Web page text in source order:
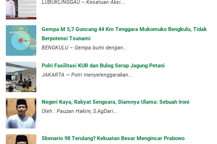
‎LUBUKLINGGAU – Kesatuan Aksi...
Gempa M 5,7 Guncang 44 Km Tenggara Mukomuko Bengkulu, Tidak
Berpotensi Tsunami
BENGKULU – Gempa bumi dengan...
Polri Fasilitasi KUR dan Bulog Serap Jagung Petani
JAKARTA — Polri menyelenggarakan...
Negeri Kaya, Rakyat Sengsara, Diamnya Ulama: Sebuah Ironi
Oleh : Pauzan Hakim, S.AgDari...
Skenario 98 Terulang? Kekuatan Besar Mengincar Prabowo